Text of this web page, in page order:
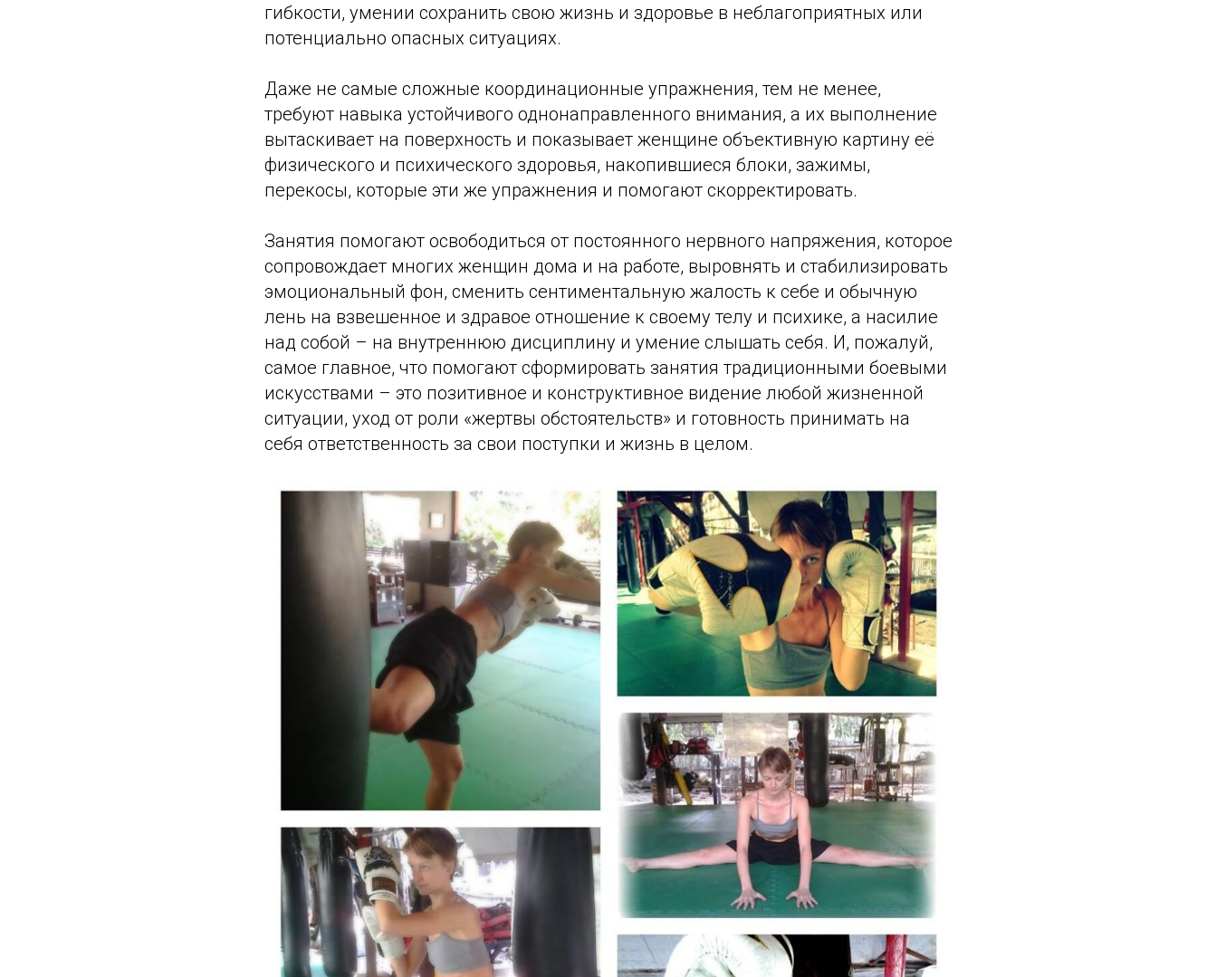
гибкости, умении сохранить свою жизнь и здоровье в неблагоприятных или
потенциально опасных ситуациях.
Даже не самые сложные координационные упражнения, тем не менее,
требуют навыка устойчивого однонаправленного внимания, а их выполнение
вытаскивает на поверхность и показывает женщине объективную картину её
физического и психического здоровья, накопившиеся блоки, зажимы,
перекосы, которые эти же упражнения и помогают скорректировать.
Занятия помогают освободиться от постоянного нервного напряжения, которое
сопровождает многих женщин дома и на работе, выровнять и стабилизировать
эмоциональный фон, сменить сентиментальную жалость к себе и обычную
лень на взвешенное и здравое отношение к своему телу и психике, а насилие
над собой – на внутреннюю дисциплину и умение слышать себя. И, пожалуй,
самое главное, что помогают сформировать занятия традиционными боевыми
искусствами – это позитивное и конструктивное видение любой жизненной
ситуации, уход от роли «жертвы обстоятельств» и готовность принимать на
себя ответственность за свои поступки и жизнь в целом.